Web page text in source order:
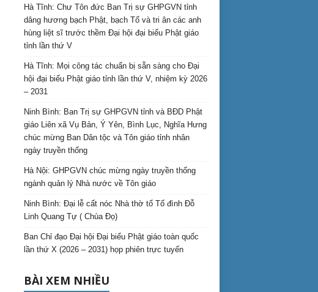
Hà Tĩnh: Chư Tôn đức Ban Trị sự GHPGVN tỉnh
dâng hương bạch Phật, bạch Tổ và tri ân các anh
hùng liệt sĩ trước thềm Đại hội đại biểu Phật giáo
tỉnh lần thứ V
Hà Tĩnh: Mọi công tác chuẩn bị sẵn sàng cho Đại
hội đại biểu Phật giáo tỉnh lần thứ V, nhiệm kỳ 2026
– 2031
Ninh Bình: Ban Trị sự GHPGVN tỉnh và BĐD Phật
giáo Liên xã Vụ Bản, Ý Yên, Bình Lục, Nghĩa Hưng
chúc mừng Ban Dân tộc và Tôn giáo tỉnh nhân
ngày truyền thống
Hà Nội: GHPGVN chúc mừng ngày truyền thống
ngành quản lý Nhà nước về Tôn giáo
Ninh Bình: Đại lễ cất nóc Nhà thờ tổ Tổ đình Đỗ
Linh Quang Tự ( Chùa Đọ)
Ban Chỉ đạo Đại hội Đại biểu Phật giáo toàn quốc
lần thứ X (2026 – 2031) họp phiên trực tuyến
BÀI XEM NHIỀU